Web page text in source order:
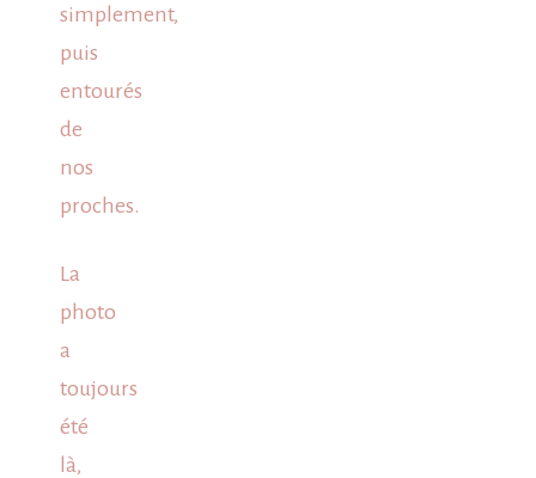
simplement,
puis
entourés
de
nos
proches.
La
photo
a
toujours
été
là,